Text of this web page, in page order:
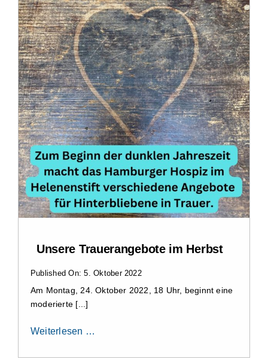
Unsere Trauerangebote im Herbst
Published On: 5. Oktober 2022
Am Montag, 24. Oktober 2022, 18 Uhr, beginnt eine
moderierte [...]
Weiterlesen …